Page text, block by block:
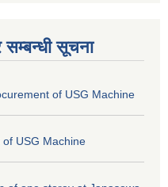
सम्बन्धी सूचना
of USG Machine
USG Machine